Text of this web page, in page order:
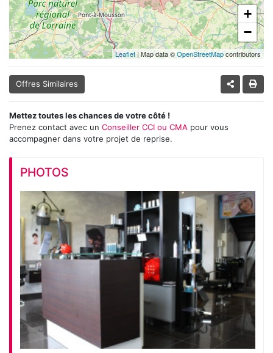
+
−
Leaflet | Map data ©OpenStreetMapcontributors
Offres Similaires
Mettez toutes les chances de votre côté !
Prenez contact avec un Conseiller CCI ou CMA pour vous
accompagner dans votre projet de reprise.
PHOTOS